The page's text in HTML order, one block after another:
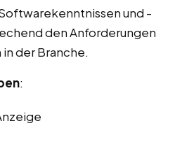
und -
den Anforderungen
der Branche.
: